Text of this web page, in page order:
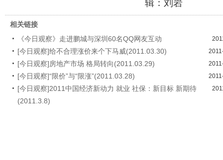
辑：刘岩
相关链接
《今日观察》走进鹏城与深圳60名QQ网友互动
[今日观察]给不合理涨价来个下马威(2011.03.30)
[今日观察]房地产市场 格局转向(2011.03.29)
[今日观察]“限价”与“限涨”(2011.03.28)
[今日观察]2011中国经济新动力 就业 社保：新目标 新期待
(2011.3.8)